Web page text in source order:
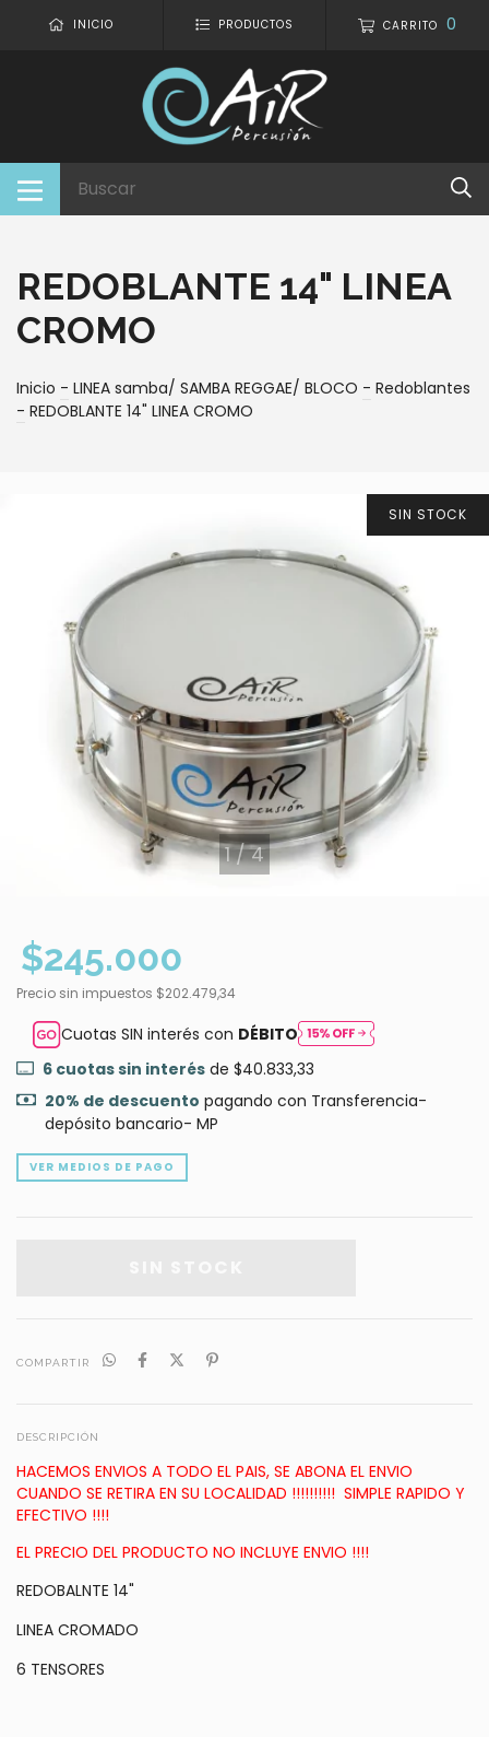
INICIO PRODUCTOS CARRITO 0
REDOBLANTE 14" LINEA
CROMO
Inicio - LINEA samba/ SAMBA REGGAE/ BLOCO - Redoblantes
- REDOBLANTE 14" LINEA CROMO
SIN STOCK
1/4
$245.000
Precio sin impuestos $202.479,34
Cuotas SIN interés con DÉBITO
6cuotas sin interésde $40.833,33
20% de descuento pagando con Transferencia-
depósito bancario- MP
VER MEDIOS DE PAGO
COMPARTIR
DESCRIPCIÓN
HACEMOS ENVIOS A TODO EL PAIS, SE ABONA EL ENVIO
CUANDO SE RETIRA EN SU LOCALIDAD !!!!!!!!!! SIMPLE RAPIDO Y
EFECTIVO !!!!
EL PRECIO DEL PRODUCTO NO INCLUYE ENVIO !!!!
REDOBALNTE 14"
LINEA CROMADO
6 TENSORES